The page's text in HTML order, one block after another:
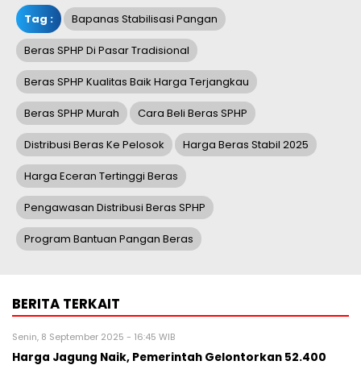
Tag : Bapanas Stabilisasi Pangan
Beras SPHP Di Pasar Tradisional
Beras SPHP Kualitas Baik Harga Terjangkau
Beras SPHP Murah Cara Beli Beras SPHP
Distribusi Beras Ke Pelosok Harga Beras Stabil 2025
Harga Eceran Tertinggi Beras
Pengawasan Distribusi Beras SPHP
Program Bantuan Pangan Beras
BERITA TERKAIT
Senin, 8 September 2025 - 16:45 WIB
Harga Jagung Naik, Pemerintah Gelontorkan 52.400